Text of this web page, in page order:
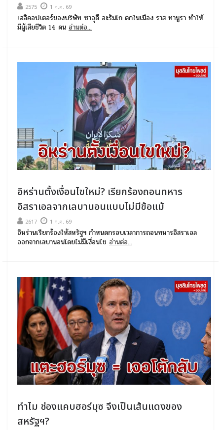
2575 1 ก.ค. 69
เฮลิคอปเตอร์ของบริษัท ซาอุดี อะรัมโก ตกในเมือง ราส ทานูรา ทำให้
มีผู้เสียชีวิต 14 คน อ่านต่อ...
อิหร่านตั้งเงื่อนไขใหม่? เรียกร้องถอนทหาร
อิสราเอลจากเลบานอนแบบไม่มีข้อแม้
2617 1 ก.ค. 69
อิหร่านเรียกร้องให้สหรัฐฯ กำหนดกรอบเวลาการถอนทหารอิสราเอล
ออกจากเลบานอนโดยไม่มีเงื่อนไข อ่านต่อ...
ทำไม ช่องแคบฮอร์มุซ จึงเป็นเส้นแดงของ
สหรัฐฯ?